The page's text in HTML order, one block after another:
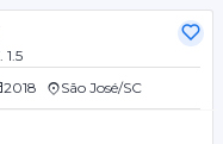
1.5
2018 São José/SC